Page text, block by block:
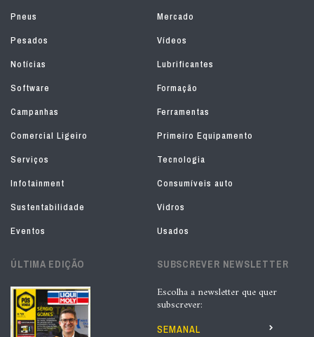
Pneus
Mercado
Pesados
Vídeos
Notícias
Lubrificantes
Software
Formação
Campanhas
Ferramentas
Comercial Ligeiro
Primeiro Equipamento
Serviços
Tecnologia
Infotainment
Consumíveis auto
Sustentabilidade
Vidros
Eventos
Usados
ÚLTIMA EDIÇÃO SUBSCREVER NEWSLETTER
Escolha a newsletter que quer
subscrever:
SEMANAL